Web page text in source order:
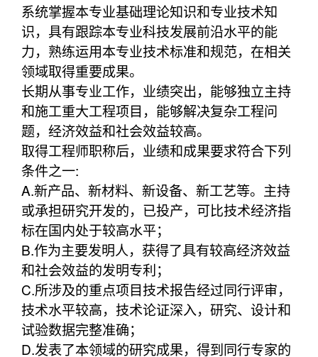
系统掌握本专业基础理论知识和专业技术知
识，具有跟踪本专业科技发展前沿水平的能
力，熟练运用本专业技术标准和规范，在相关
领域取得重要成果。
长期从事专业工作，业绩突出，能够独立主持
和施工重大工程项目，能够解决复杂工程问
题，经济效益和社会效益较高。
取得工程师职称后，业绩和成果要求符合下列
条件之一:
A.新产品、新材料、新设备、新工艺等。主持
或承担研究开发的，已投产，可比技术经济指
标在国内处于较高水平；
B.作为主要发明人，获得了具有较高经济效益
和社会效益的发明专利；
C.所涉及的重点项目技术报告经过同行评审，
技术水平较高，技术论证深入，研究、设计和
试验数据完整准确；
D.发表了本领域的研究成果，得到同行专家的